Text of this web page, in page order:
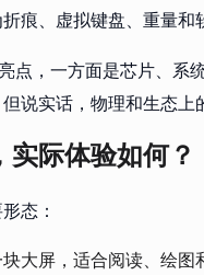
痕、虚拟键盘、重量
，一方面是芯片、系
说实话，物理和生态上
际体验如何？
态：
块大屏，适合阅读、绘